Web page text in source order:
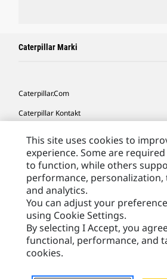
Caterpillar Marki
Caterpillar.com
Caterpillar Kontakt
Moje Preferencje Marketingowe
Site Map
Cookie Settings
Legal
Privacy
This site uses cookies to
experience. Some are
to function, while others
performance, personalization,
and analytics.
You can adjust your
using Cookie Settings.
By selecting I Accept, you
functional, performance, and
cookies.